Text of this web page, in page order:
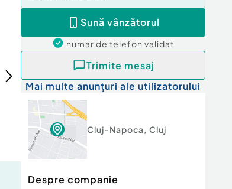
Sună vânzătorul
numar de telefon validat
Trimite mesaj
Mai multe anunțuri ale utilizatorului
Cluj-Napoca, Cluj
Despre companie